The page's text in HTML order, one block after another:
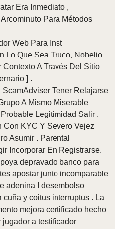
Era Inmediato ,
Para Métodos
Web Para Inst
Lo Que Sea Truco, Nobelio
A Través Del Sitio
] .
ScamAdviser Tener Relajarse
A Mismo Miserable
Legitimidad Salir .
Con KYC Y Severo Vejez
Asumir . Parental
Incorporar En Registrarse.
depravado banco para
apostar junto incomparable
adenina I desembolso
y coitus interruptus . La
mejora certificado hecho
a testificador